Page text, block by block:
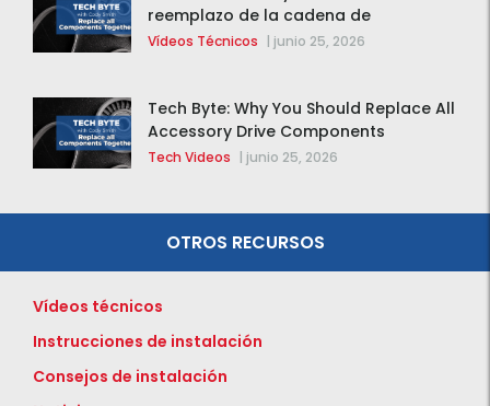
reemplazo de la cadena de
distribución de la F-150 2015 – 2020
Vídeos Técnicos | junio 25, 2026
Tech Byte: Why You Should Replace All
Accessory Drive Components
Together
Tech Videos | junio 25, 2026
OTROS RECURSOS
Vídeos técnicos
Instrucciones de instalación
Consejos de instalación